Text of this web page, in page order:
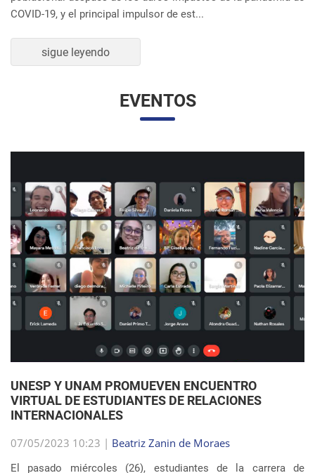
UNESP Y UNAM PROMUEVEN ENCUENTRO
VIRTUAL DE ESTUDIANTES DE RELACIONES
INTERNACIONALES
07/05/2023 10:23 | Beatriz Zanin de Moraes
El pasado miércoles (26), estudiantes de la carrera de
Facultad de Contaduría y Administración de la Universidad
Nacional Autónoma de México (UNAM) re...
sigue leyendo